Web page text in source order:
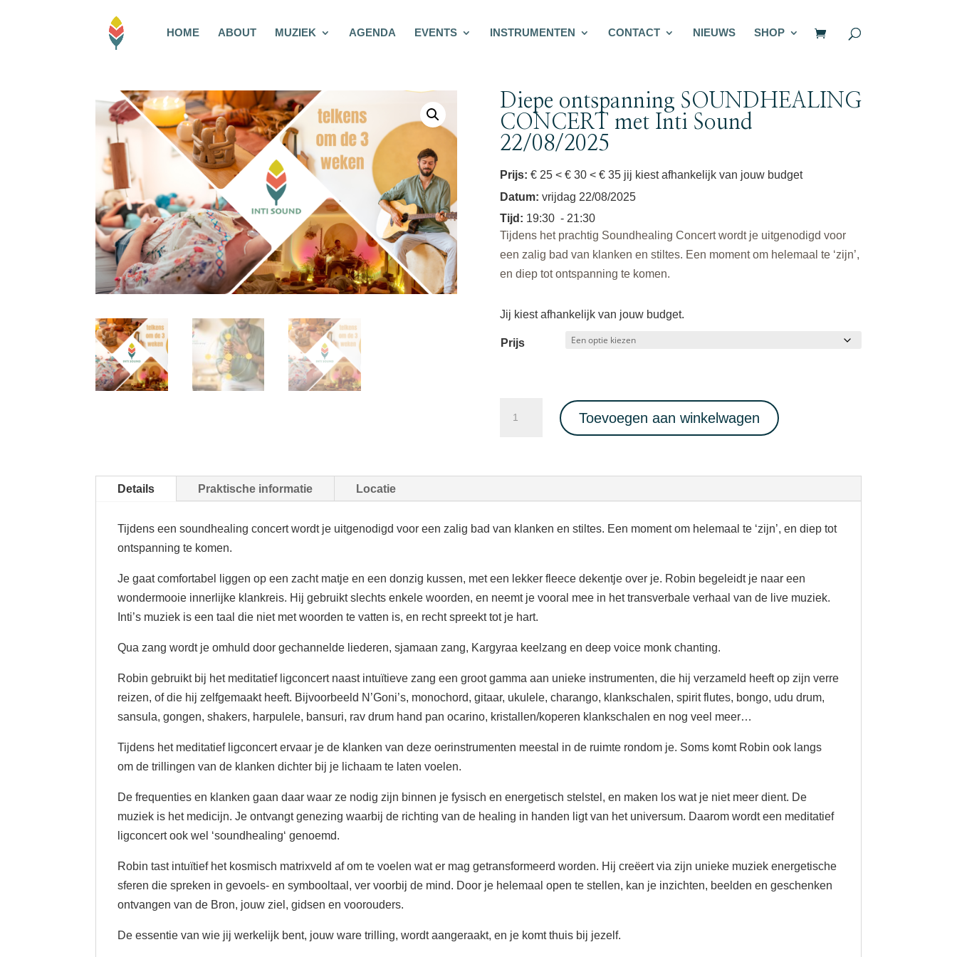
HOME ABOUT MUZIEK AGENDA EVENTS INSTRUMENTEN CONTACT NIEUWS SHOP
Diepe ontspanning SOUNDHEALING
CONCERT met Inti Sound
22/08/2025
Prijs: € 25 < € 30 < € 35 jij kiest afhankelijk van jouw budget
Datum: vrijdag 22/08/2025
Tijd : 19:30 - 21:30
Tijdens het prachtig Soundhealing Concert wordt je uitgenodigd voor
een zalig bad van klanken en stiltes. Een moment om helemaal te ‘zijn’,
en diep tot ontspanning te komen.
Jij kiest afhankelijk van jouw budget.
Prijs
ontspanning
Inti
Sound
Toevoegen aan winkelwagen
Details Praktische informatie Locatie
Tijdens een soundhealing concert wordt je uitgenodigd voor een zalig bad van klanken en stiltes. Een moment om helemaal te ‘zijn’, en diep tot
ontspanning te komen.
Je gaat comfortabel liggen op een zacht matje en een donzig kussen, met een lekker fleece dekentje over je. Robin begeleidt je naar een
wondermooie innerlijke klankreis. Hij gebruikt slechts enkele woorden, en neemt je vooral mee in het transverbale verhaal van de live muziek.
Inti’s muziek is een taal die niet met woorden te vatten is, en recht spreekt tot je hart.
Qua zang wordt je omhuld door gechannelde liederen, sjamaan zang, Kargyraa keelzang en deep voice monk chanting.
Robin gebruikt bij het meditatief ligconcert naast intuïtieve zang een groot gamma aan unieke instrumenten, die hij verzameld heeft op zijn verre
reizen, of die hij zelfgemaakt heeft. Bijvoorbeeld N’Goni’s, monochord, gitaar, ukulele, charango, klankschalen, spirit flutes, bongo, udu drum,
sansula, gongen, shakers, harpulele, bansuri, rav drum hand pan ocarino, kristallen/koperen klankschalen en nog veel meer…
Tijdens het meditatief ligconcert ervaar je de klanken van deze oerinstrumenten meestal in de ruimte rondom je. Soms komt Robin ook langs
om de trillingen van de klanken dichter bij je lichaam te laten voelen.
De frequenties en klanken gaan daar waar ze nodig zijn binnen je fysisch en energetisch stelstel, en maken los wat je niet meer dient. De
muziek is het medicijn. Je ontvangt genezing waarbij de richting van de healing in handen ligt van het universum. Daarom wordt een meditatief
ligconcert ook wel ‘soundhealing‘ genoemd.
Robin tast intuïtief het kosmisch matrixveld af om te voelen wat er mag getransformeerd worden. Hij creëert via zijn unieke muziek energetische
sferen die spreken in gevoels- en symbooltaal, ver voorbij de mind. Door je helemaal open te stellen, kan je inzichten, beelden en geschenken
ontvangen van de Bron, jouw ziel, gidsen en voorouders.
De essentie van wie jij werkelijk bent, jouw ware trilling, wordt aangeraakt, en je komt thuis bij jezelf.